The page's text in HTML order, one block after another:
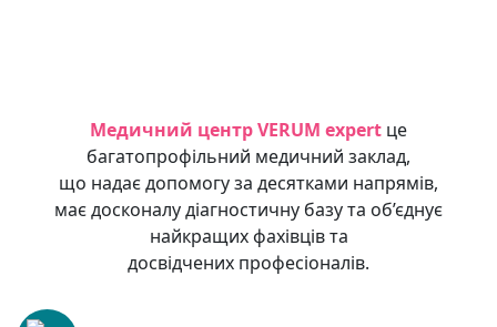
Медичний центр VERUM expert це
багатопрофільний медичний заклад,
що надає допомогу за десятками напрямів,
має досконалу діагностичну базу та об’єднує
найкращих фахівців та
досвідчених професіоналів.